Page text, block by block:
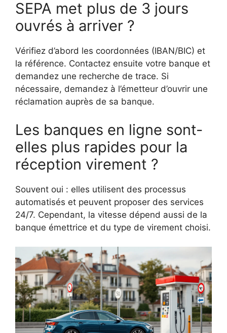
SEPA met plus de 3 jours
ouvrés à arriver ?
Vérifiez d’abord les coordonnées (IBAN/BIC) et
la référence. Contactez ensuite votre banque et
demandez une recherche de trace. Si
nécessaire, demandez à l’émetteur d’ouvrir une
réclamation auprès de sa banque.
Les banques en ligne sont-
elles plus rapides pour la
réception virement ?
Souvent oui : elles utilisent des processus
automatisés et peuvent proposer des services
24/7. Cependant, la vitesse dépend aussi de la
banque émettrice et du type de virement choisi.